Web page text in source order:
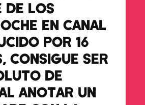
DE LOS
EN CANAL
POR 16
CONSIGUE SER
DE
ANOTAR UN